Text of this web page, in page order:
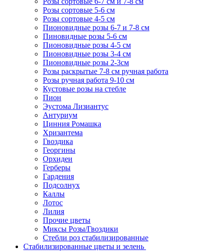
Розы сортовые 5-6 см
Розы сортовые 4-5 см
Пионовидные розы 6-7 и 7-8 см
Пиновидные розы 5-6 см
Пионовидные розы 4-5 см
Пионовидные розы 3-4 см
Пионовидные розы 2-3см
Розы раскрытые 7-8 см ручная работа
Розы ручная работа 9-10 см
Кустовые розы на стебле
Пион
Эустома Лизиантус
Антуриум
Цинния Ромашка
Хризантема
Гвоздика
Георгины
Орхидеи
Герберы
Гардения
Подсолнух
Каллы
Лотос
Лилия
Прочие цветы
Миксы Розы/Гвоздики
Стебли роз стабилизированные
Стабилизированные цветы и зелень